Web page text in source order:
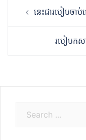
navigation
នេះជារបៀបចាប់
របៀបកសា